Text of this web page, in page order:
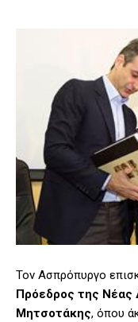
Τον Ασπρόπυργο
Πρόεδρος της Νέας
Μητσοτάκης, όπου